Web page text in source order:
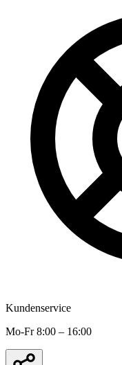
Kundenservice
Mo-Fr 8:00 – 16:00